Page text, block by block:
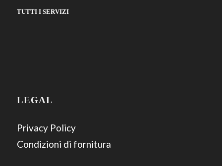
TUTTI I SERVIZI
LEGAL
Privacy Policy
Condizioni di fornitura